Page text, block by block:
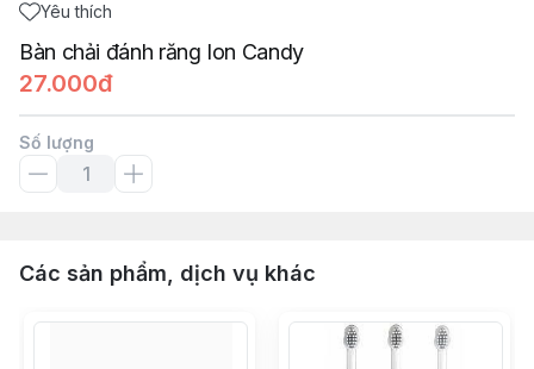
Yêu thích
Bàn chải đánh răng Ion Candy
27.000đ
Số lượng
Các sản phẩm, dịch vụ khác